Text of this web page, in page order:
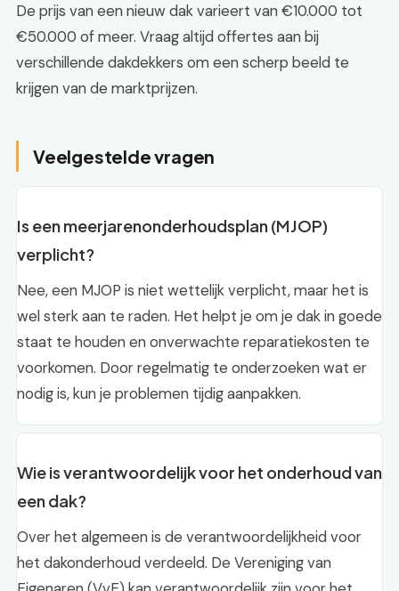
De prijs van een nieuw dak varieert van €10.000 tot
€50.000 of meer. Vraag altijd offertes aan bij
verschillende dakdekkers om een scherp beeld te
krijgen van de marktprijzen.
Veelgestelde vragen
Is een meerjarenonderhoudsplan (MJOP)
verplicht?
Nee, een MJOP is niet wettelijk verplicht, maar het is
wel sterk aan te raden. Het helpt je om je dak in goede
staat te houden en onverwachte reparatiekosten te
voorkomen. Door regelmatig te onderzoeken wat er
nodig is, kun je problemen tijdig aanpakken.
Wie is verantwoordelijk voor het onderhoud van
een dak?
Over het algemeen is de verantwoordelijkheid voor
het dakonderhoud verdeeld. De Vereniging van